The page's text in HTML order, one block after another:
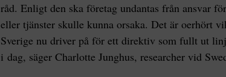
råd. Enligt den ska företag undantas från ansvar
eller tjänster skulle kunna orsaka. Det är oerhört
Sverige nu driver på för ett direktiv som fullt ut
i dag, säger Charlotte Junghus, researcher vid